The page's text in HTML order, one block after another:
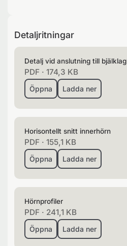
Detaljritningar
Detalj vid anslutning till bjälklag
PDF ·174,3 KB
Öppna Ladda ner
Horisontellt snitt innerhörn
PDF ·155,1 KB
Öppna Ladda ner
Hörnprofiler
PDF · 241,1 KB
Öppna Ladda ner